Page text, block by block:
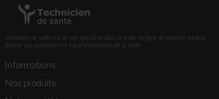
Technicien de santé est un site spécialisé dans la vente en ligne de matériel médical
destiné aux particuliers et aux professionnels de la santé.
Informations
Nos produits